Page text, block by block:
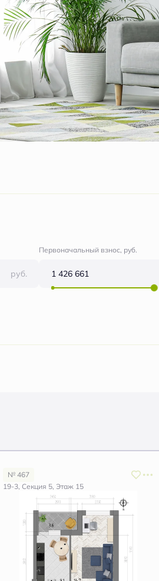
руб.
Первоначальный взнос, руб.
№ 467
19-3, Секция 5, Этаж 15